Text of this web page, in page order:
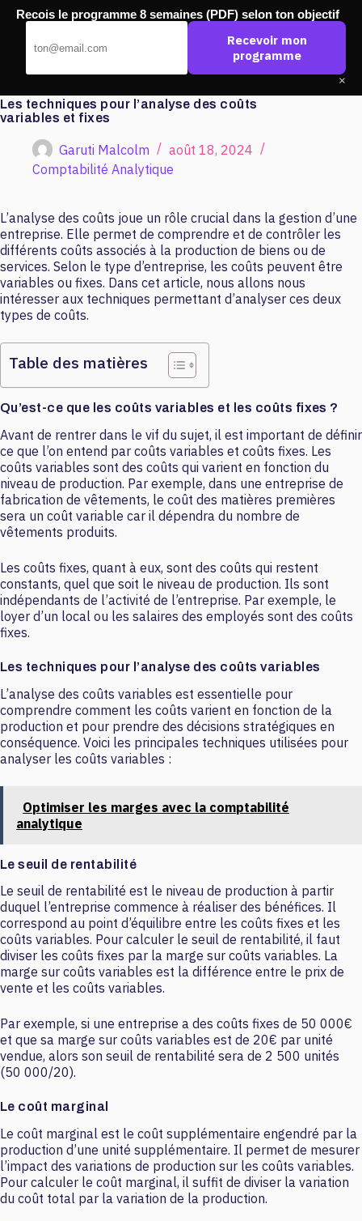
Passer
Les techniques pour l’analyse des coûts
variables et fixes
Garuti Malcolm
août 18, 2024
Comptabilité Analytique
L’analyse des coûts joue un rôle crucial dans la gestion d’une
entreprise. Elle permet de comprendre et de contrôler les
différents coûts associés à la production de biens ou de
services. Selon le type d’entreprise, les coûts peuvent être
variables ou fixes. Dans cet article, nous allons nous
intéresser aux techniques permettant d’analyser ces deux
types de coûts.
Table des matières
Qu’est-ce que les coûts variables et les coûts fixes ?
Avant de rentrer dans le vif du sujet, il est important de définir
ce que l’on entend par coûts variables et coûts fixes. Les
coûts variables sont des coûts qui varient en fonction du
niveau de production. Par exemple, dans une entreprise de
fabrication de vêtements, le coût des matières premières
sera un coût variable car il dépendra du nombre de
vêtements produits.
Les coûts fixes, quant à eux, sont des coûts qui restent
constants, quel que soit le niveau de production. Ils sont
indépendants de l’activité de l’entreprise. Par exemple, le
loyer d’un local ou les salaires des employés sont des coûts
fixes.
Les techniques pour l’analyse des coûts variables
L’analyse des coûts variables est essentielle pour
comprendre comment les coûts varient en fonction de la
production et pour prendre des décisions stratégiques en
conséquence. Voici les principales techniques utilisées pour
analyser les coûts variables :
Optimiser les marges avec la comptabilité
analytique
Le seuil de rentabilité
Le seuil de rentabilité est le niveau de production à partir
duquel l’entreprise commence à réaliser des bénéfices. Il
correspond au point d’équilibre entre les coûts fixes et les
coûts variables. Pour calculer le seuil de rentabilité, il faut
diviser les coûts fixes par la marge sur coûts variables. La
marge sur coûts variables est la différence entre le prix de
vente et les coûts variables.
Par exemple, si une entreprise a des coûts fixes de 50 000€
et que sa marge sur coûts variables est de 20€ par unité
vendue, alors son seuil de rentabilité sera de 2 500 unités
(50 000/20).
Le coût marginal
Le coût marginal est le coût supplémentaire engendré par la
production d’une unité supplémentaire. Il permet de mesurer
l’impact des variations de production sur les coûts variables.
Pour calculer le coût marginal, il suffit de diviser la variation
du coût total par la variation de la production.
Recois le programme 8 semaines (PDF) selon ton objectif
Recevoir mon
programme
×